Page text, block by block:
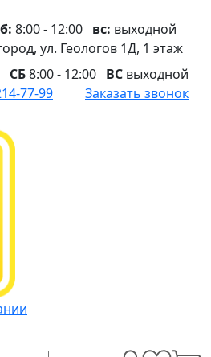
8:00 - 12:00 вс: выходной
ул. Геологов 1Д, 1 этаж
СБ8:00 - 12:00 ВС выходной
77-99
Заказать звонок